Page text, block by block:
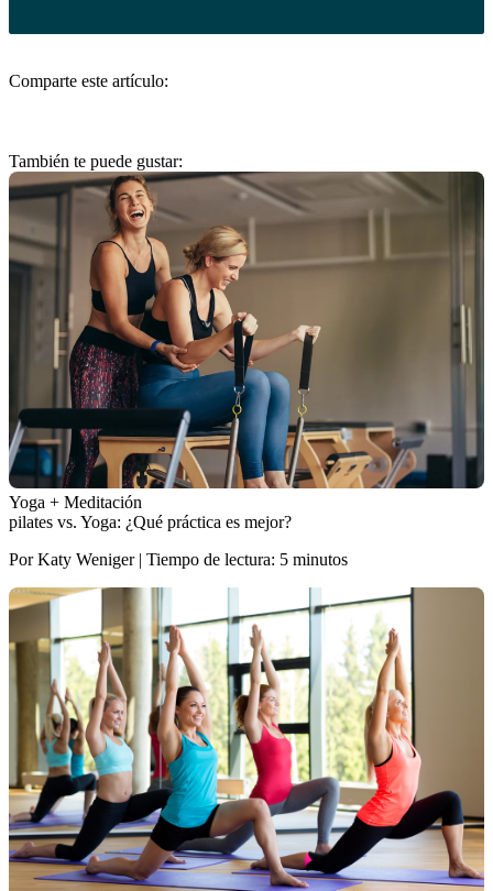
Comparte este artículo:
También te puede gustar:
Yoga + Meditación
pilates vs. Yoga: ¿Qué práctica es mejor?
Por Katy Weniger | Tiempo de lectura: 5 minutos